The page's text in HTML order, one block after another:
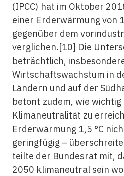
(IPCC) hat im Oktober
einer Erderwärmung von
gegenüber dem
verglichen.[10] Die
beträchtlich,
Wirtschaftswachstum in
Ländern und auf der
betont zudem, wie
Klimaneutralität zu
Erderwärmung 1,5 °C
geringfügig –
teilte der Bundesrat mit,
2050 klimaneutral sein